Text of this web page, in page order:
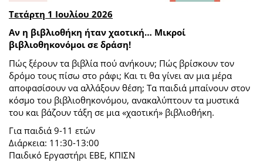
Τετάρτη 1 Ιουλίου 2026
Αν η βιβλιοθήκη ήταν χαοτική… Μικροί
βιβλιοθηκονόμοι σε δράση!
Πώς ξέρουν τα βιβλία πού ανήκουν; Πώς βρίσκουν τον
δρόμο τους πίσω στο ράφι; Και τι θα γίνει αν μια μέρα
αποφασίσουν να αλλάξουν θέση; Τα παιδιά μπαίνουν στον
κόσμο του βιβλιοθηκονόμου, ανακαλύπτουν τα μυστικά
του και βάζουν τάξη σε μια «χαοτική» βιβλιοθήκη.
Για παιδιά 9-11 ετών
Διάρκεια: 11:30-13:00
Παιδικό Εργαστήρι ΕΒΕ, ΚΠΙΣΝ